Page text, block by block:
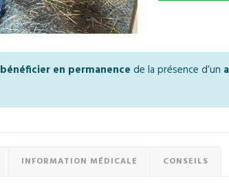
bénéficier en permanence de la présence d’un
INFORMATION MÉDICALE CONSEILS